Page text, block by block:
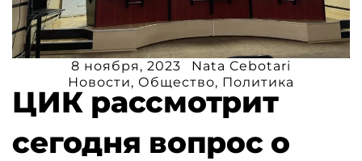
8 ноября, 2023
Nata Cebotari
Новости, Общество, Политика
ЦИК рассмотрит
сегодня вопрос о